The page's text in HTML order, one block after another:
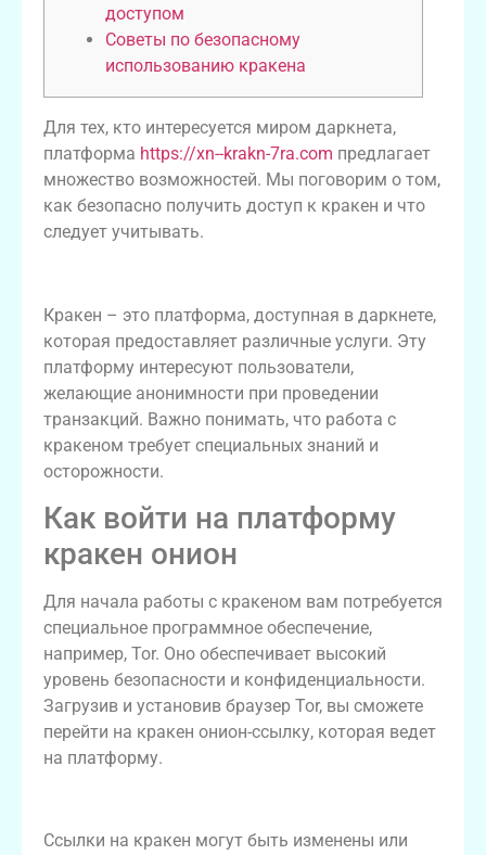
доступом
Советы по безопасному
использованию кракена
Для тех, кто интересуется миром даркнета,
платформа https://xn--krakn-7ra.com предлагает
множество возможностей. Мы поговорим о том,
как безопасно получить доступ к кракен и что
следует учитывать.
Кракен – это платформа, доступная в даркнете,
которая предоставляет различные услуги. Эту
платформу интересуют пользователи,
желающие анонимности при проведении
транзакций. Важно понимать, что работа с
кракеном требует специальных знаний и
осторожности.
Как войти на платформу
кракен онион
Для начала работы с кракеном вам потребуется
специальное программное обеспечение,
например, Tor. Оно обеспечивает высокий
уровень безопасности и конфиденциальности.
Загрузив и установив браузер Tor, вы сможете
перейти на кракен онион-ссылку, которая ведет
на платформу.
Ссылки на кракен могут быть изменены или